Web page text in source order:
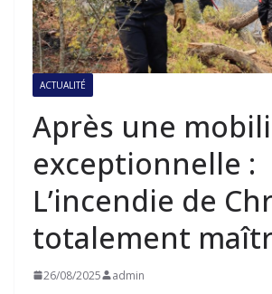
ACTUALITÉ
Après une
exceptionnelle :
L’incendie de
totalement
26/08/2025 admin